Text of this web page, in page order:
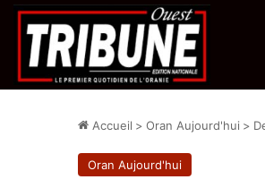
Infos en Direct: Protection de la ville
Accueil > Oran Aujourd'hui >
Oran Aujourd'hui